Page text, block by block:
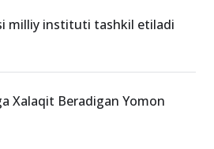
milliy instituti tashkil etiladi
Xalaqit Beradigan Yomon